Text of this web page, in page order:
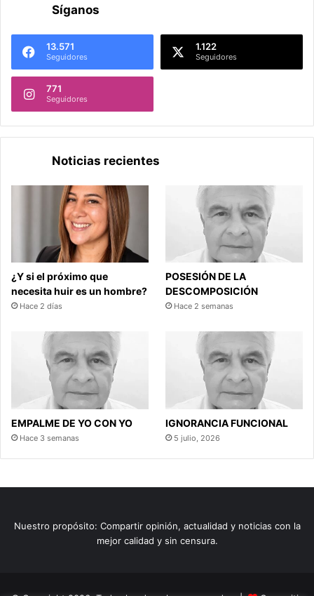
Síganos
13.571
Seguidores
1.122
Seguidores
771
Seguidores
Noticias recientes
¿Y si el próximo que
necesita huir es un hombre?
Hace 2 días
POSESIÓN DE LA
DESCOMPOSICIÓN
Hace 2 semanas
EMPALME DE YO CON YO
Hace 3 semanas
IGNORANCIA FUNCIONAL
5 julio, 2026
Nuestro propósito: Compartir opinión, actualidad y noticias con la
mejor calidad y sin censura.